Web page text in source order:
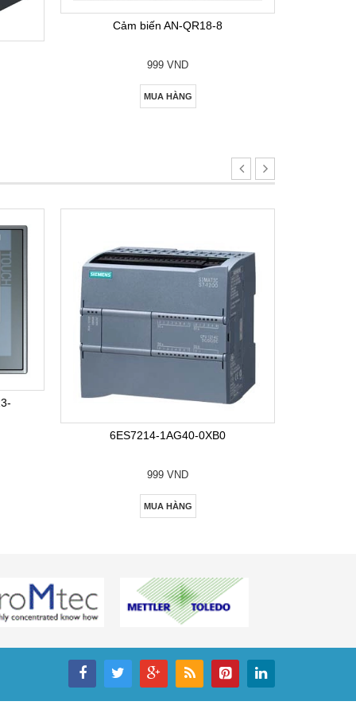
Cảm biến AN-QR18-8
999 VND
MUA HÀNG
6ES7214-1AG40-0XB0
999 VND
MUA HÀNG